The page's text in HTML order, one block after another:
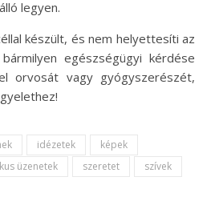
legyen.
készült, és nem helyettesíti az
egészségügyi kérdése
orvosát vagy gyógyszerészét,
idézetek
képek
üzenetek szeretet
szívek